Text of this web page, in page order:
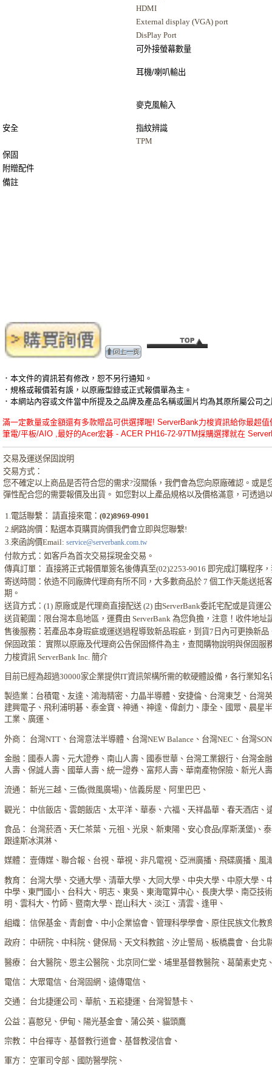
HDMI
External display (VGA) port
DisPlay Port
可外接螢幕數量
耳機/喇叭輸出
麥克風輸入
安全
指紋辨識
TPM
保固
附贈配件
備註
．本文件的資訊若有修改，恕不另行通知。
．規格或報價若有誤，以原廠型錄或正式報價單為主。
．本網站內容或文件當中所提及之品牌及產品名稱或圖片均為其原所屬公司
滿一定數量或金額還有多款贈品可供選擇喔! ServerBank力梭資訊給你最超
筆電/平板/AIO ,最好的Acer宏碁 - ACER PH16-72-97TM採購選擇就在
交易及運送保固說明
交易方式：
您不確定以上商品是否符合您的需求?沒關係，我們會為您向原廠確認。或
彈性配合您的需要報價及出貨。 如您對以上產品規格以及價格滿意，可透過
1.電話聯繫： 請直接來電：(02)8969-0901
2.網路詢價：點選本頁購買詢價我們會立即與您聯繫!
3.來函詢價Email: service@serverbank.com.tw
付款方式：如客戶為首次交易採現金交易。
傳真訂單： 直接將正式報價單簽名後傳真至(02)2253-9016 即完成訂購程序
寄送時間：依造不同廠牌代理商有所不同，大多數商品於 7 個工作天能送抵
期。
送貨方式：(1) 原廠或是代理商直接配送 (2) 由ServerBank委託宅配或是貨運
送貨範圍：限台灣本島地區，運費由 ServerBank 為您負擔，注意！收件地址
售後服務：若產品本身瑕疵或運送過程導致新品瑕疵，到貨7日內可更換新品
保固政策： 實際以原廠及代理商公告保固條件為主，查閱購物說明與保固服
力梭資訊 ServerBank Inc. 簡介
目前已經為超過30000家企業提供IT資訊架構所需的軟硬體設備，各行業知名
製造業：台積電、友達、鴻海精密、力晶半導體、安捷倫、台灣東芝、台灣
建興電子、飛利浦明碁、泰金寶、神通、神達、偉創力、康全、國眾、晨星
工業、廣運、
外商： 台灣NTT、台灣意法半導體、台灣NEW Balance、台灣NEC、台灣
金融：國泰人壽、元大證券、南山人壽、國泰世華、台灣工業銀行、台灣金
人壽、保誠人壽、國華人壽、統一證券、富邦人壽、華南產物保險、新光人
流通： 新光三越、三僑(微風廣場)、信義房屋、阿里巴巴、
觀光： 中信飯店、雲朗飯店、太平洋、華泰、六福、天祥晶華、春天酒店、
食品： 台灣菸酒、天仁茶葉、元祖、光泉、新東陽、安心食品(摩斯漢堡)、
跟達斯冰淇淋、
媒體： 壹傳媒、聯合報、台視、華視、非凡電視、亞洲廣播、飛碟廣播、風
教育： 台灣大學、交通大學、清華大學、大同大學、中央大學、中原大學
中學、東門國小、台科大、明志、東吳、東海電算中心、長庚大學、南亞技
明、雲科大、竹師、暨南大學、崑山科大、淡江、清雲、逢甲、
組織： 信保基金、青創會、中小企業協會、管理科學學會、原住民族文化教
政府： 中研院、中科院、健保局、天文科教館、汐止警局、板橋農會、台北
醫療： 台大醫院、恩主公醫院、北京同仁堂、埔里基督教醫院、葛蘭素史克
電信： 大眾電信、台灣固網、遠傳電信、
交通： 台北捷運公司、華航、五崧捷運、台灣智慧卡、
公益：喜憨兒、伊甸、陽光基金會、蒲公英、貓頭鷹
宗教： 中台禪寺、基督教行道會、基督教浸信會、
軍方： 空軍司令部、國防醫學院、